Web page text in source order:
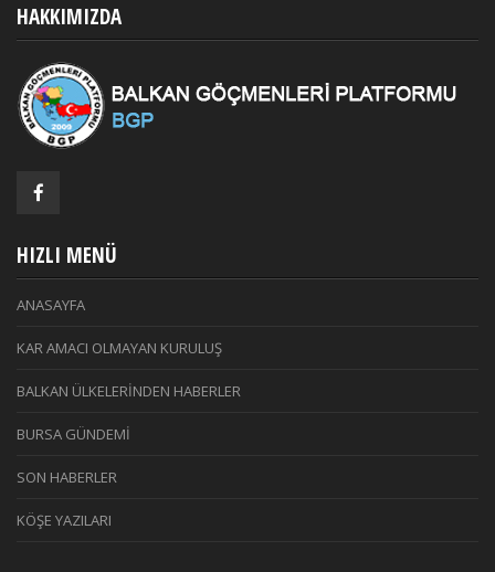
HAKKIMIZDA
HIZLI MENÜ
ANASAYFA
KAR AMACI OLMAYAN KURULUŞ
BALKAN ÜLKELERİNDEN HABERLER
BURSA GÜNDEMİ
SON HABERLER
KÖŞE YAZILARI